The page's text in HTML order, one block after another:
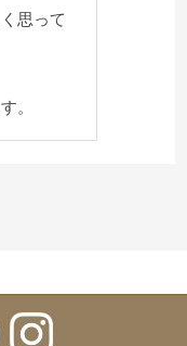
思って
。